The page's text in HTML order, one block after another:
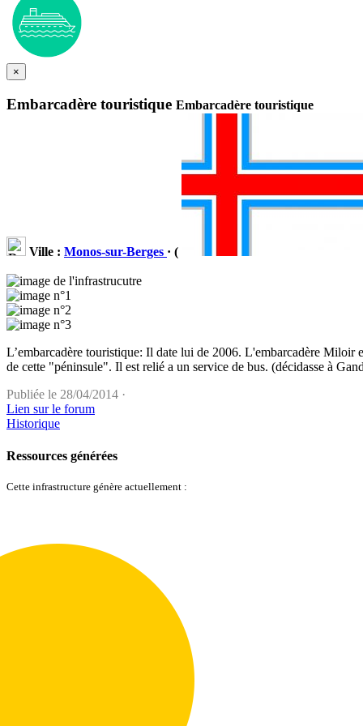
×
Embarcadère touristique Embarcadère touristique
Ville : Monos-sur-Berges · (
L’embarcadère touristique: Il date lui de 2006. L'embarcadère
de cette "péninsule". Il est relié a un service de bus. (décidasse à
Publiée le 28/04/2014 ·
Lien sur le forum
Historique
Ressources générées
Cette infrastructure génère actuellement :